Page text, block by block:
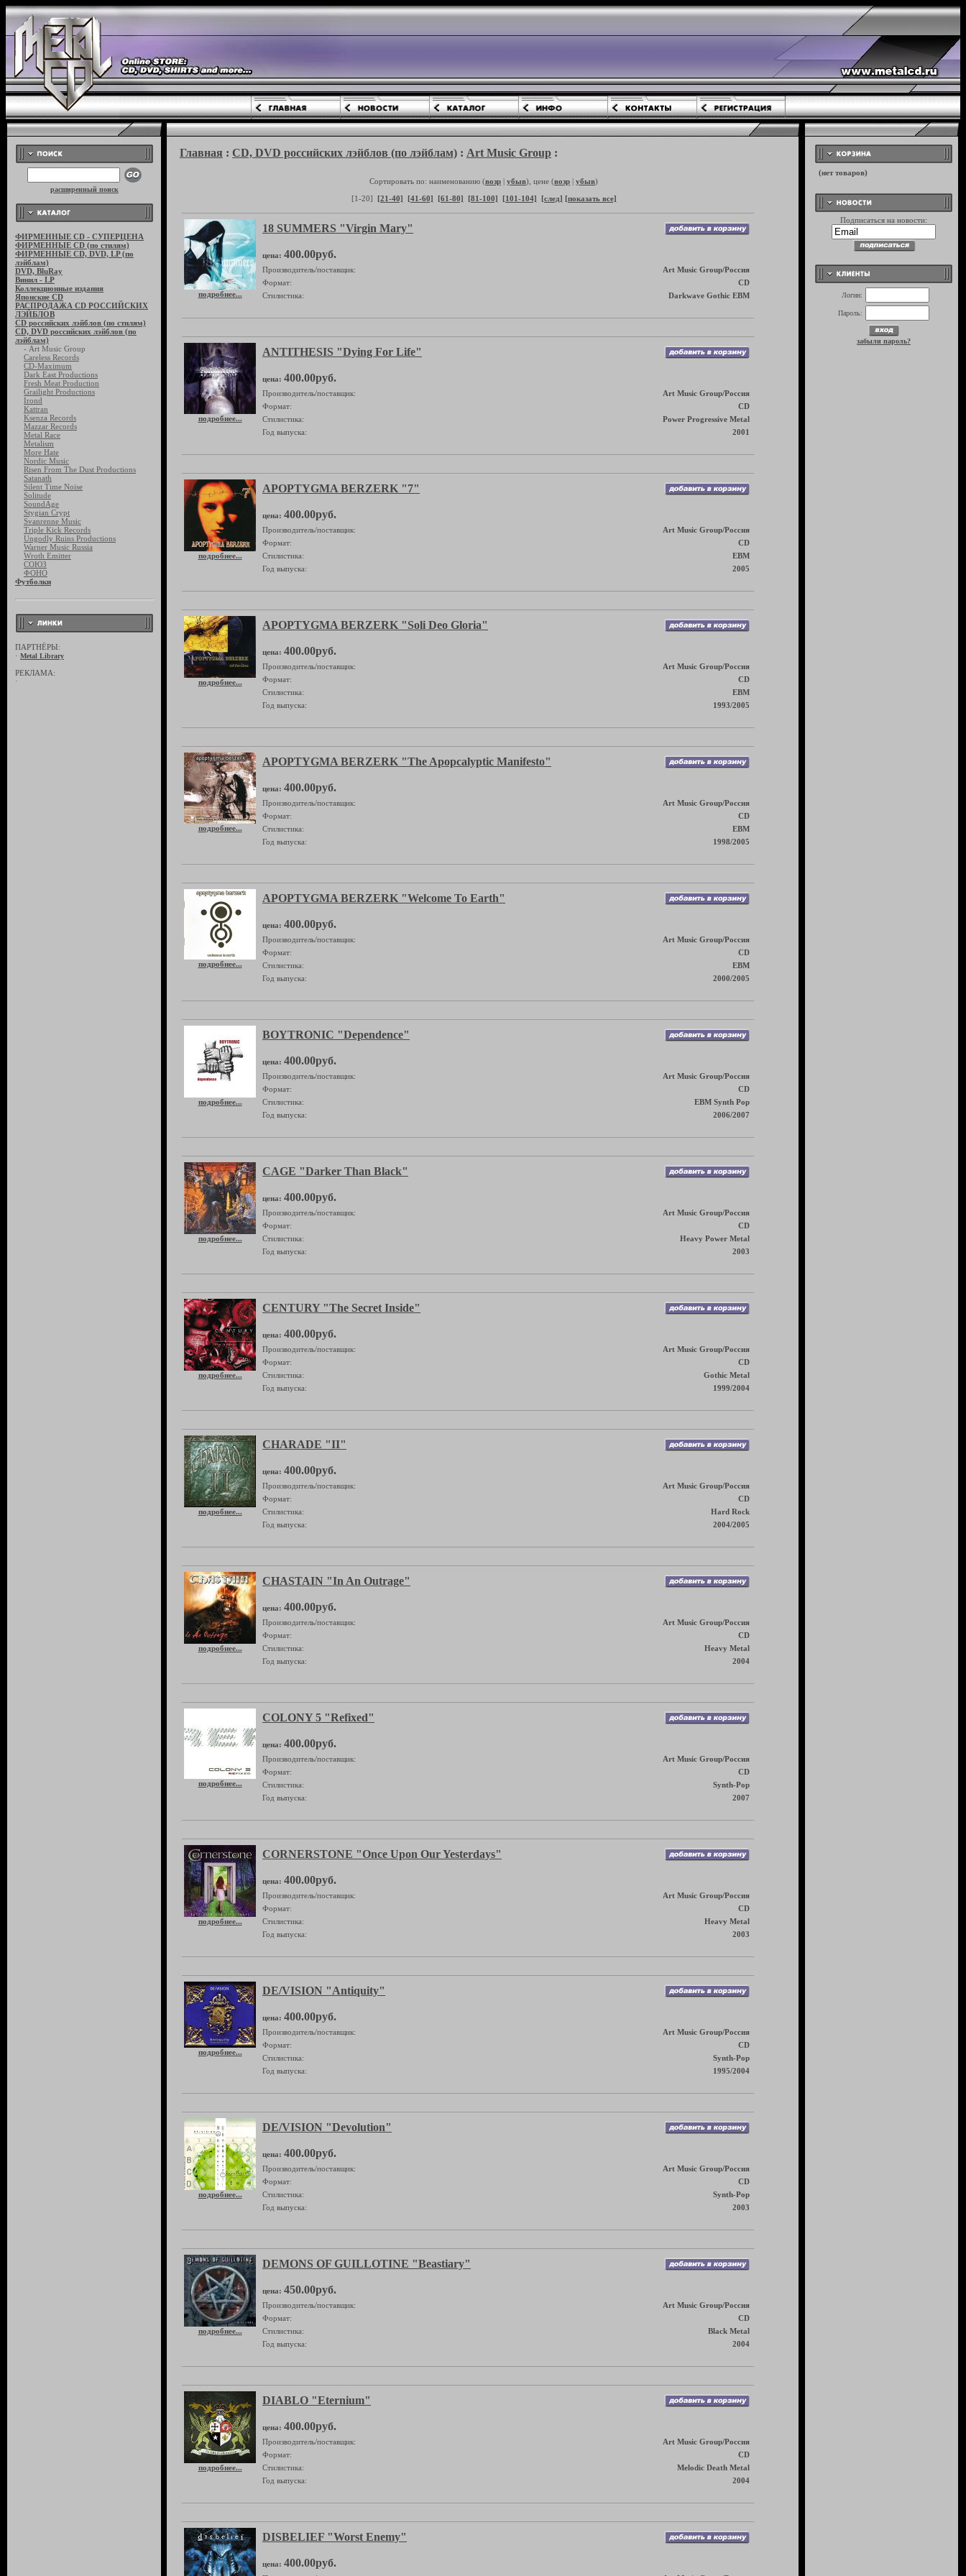
расширенный поиск
ФИРМЕННЫЕ CD - СУПЕРЦЕНА
ФИРМЕННЫЕ CD (по стилям)
ФИРМЕННЫЕ CD, DVD, LP (по
лэйблам)
DVD, BluRay
Винил - LP
Коллекционные издания
Японские CD
РАСПРОДАЖА CD РОССИЙСКИХ
ЛЭЙБЛОВ
CD российских лэйблов (по стилям)
CD, DVD российских лэйблов (по
лэйблам)
- Art Music Group
Careless Records
CD-Maximum
Dark East Productions
Fresh Meat Production
Grailight Productions
Irond
Kattran
Ksenza Records
Mazzar Records
Metal Race
Metalism
More Hate
Nordic Music
Risen From The Dust Productions
Satanath
Silent Time Noise
Solitude
SoundAge
Stygian Crypt
Svanrenne Music
Triple Kick Records
Ungodly Ruins Productions
Warner Music Russia
Wroth Emitter
СОЮЗ
ФОНО
Футболки
ПАРТНЁРЫ:
· Metal Library
РЕКЛАМА:
·
Главная : CD, DVD российских лэйблов (по лэйблам) : Art Music Group :
Сортировать по: наименованию (возр | убыв), цене (возр | убыв)
[1-20] [21-40] [41-60] [61-80] [81-100] [101-104] [след] [показать все]
подробнее...
18 SUMMERS "Virgin Mary"
цена: 400.00руб.
Производитель/поставщик:
Art Music Group/Россия
Формат:
CD
Стилистика:
Darkwave Gothic EBM
подробнее...
ANTITHESIS "Dying For Life"
цена: 400.00руб.
Производитель/поставщик:
Art Music Group/Россия
Формат:
CD
Стилистика:
Power Progressive Metal
Год выпуска:
2001
подробнее...
APOPTYGMA BERZERK "7"
цена: 400.00руб.
Производитель/поставщик:
Art Music Group/Россия
Формат:
CD
Стилистика:
EBM
Год выпуска:
2005
подробнее...
APOPTYGMA BERZERK "Soli Deo Gloria"
цена: 400.00руб.
Производитель/поставщик:
Art Music Group/Россия
Формат:
CD
Стилистика:
EBM
Год выпуска:
1993/2005
подробнее...
APOPTYGMA BERZERK "The Apopcalyptic Manifesto"
цена: 400.00руб.
Производитель/поставщик:
Art Music Group/Россия
Формат:
CD
Стилистика:
EBM
Год выпуска:
1998/2005
подробнее...
APOPTYGMA BERZERK "Welcome To Earth"
цена: 400.00руб.
Производитель/поставщик:
Art Music Group/Россия
Формат:
CD
Стилистика:
EBM
Год выпуска:
2000/2005
подробнее...
BOYTRONIC "Dependence"
цена: 400.00руб.
Производитель/поставщик:
Art Music Group/Россия
Формат:
CD
Стилистика:
EBM Synth Pop
Год выпуска:
2006/2007
подробнее...
CAGE "Darker Than Black"
цена: 400.00руб.
Производитель/поставщик:
Art Music Group/Россия
Формат:
CD
Стилистика:
Heavy Power Metal
Год выпуска:
2003
подробнее...
CENTURY "The Secret Inside"
цена: 400.00руб.
Производитель/поставщик:
Art Music Group/Россия
Формат:
CD
Стилистика:
Gothic Metal
Год выпуска:
1999/2004
подробнее...
CHARADE "II"
цена: 400.00руб.
Производитель/поставщик:
Art Music Group/Россия
Формат:
CD
Стилистика:
Hard Rock
Год выпуска:
2004/2005
подробнее...
CHASTAIN "In An Outrage"
цена: 400.00руб.
Производитель/поставщик:
Art Music Group/Россия
Формат:
CD
Стилистика:
Heavy Metal
Год выпуска:
2004
подробнее...
COLONY 5 "Refixed"
цена: 400.00руб.
Производитель/поставщик:
Art Music Group/Россия
Формат:
CD
Стилистика:
Synth-Pop
Год выпуска:
2007
подробнее...
CORNERSTONE "Once Upon Our Yesterdays"
цена: 400.00руб.
Производитель/поставщик:
Art Music Group/Россия
Формат:
CD
Стилистика:
Heavy Metal
Год выпуска:
2003
подробнее...
DE/VISION "Antiquity"
цена: 400.00руб.
Производитель/поставщик:
Art Music Group/Россия
Формат:
CD
Стилистика:
Synth-Pop
Год выпуска:
1995/2004
подробнее...
DE/VISION "Devolution"
цена: 400.00руб.
Производитель/поставщик:
Art Music Group/Россия
Формат:
CD
Стилистика:
Synth-Pop
Год выпуска:
2003
подробнее...
DEMONS OF GUILLOTINE "Beastiary"
цена: 450.00руб.
Производитель/поставщик:
Art Music Group/Россия
Формат:
CD
Стилистика:
Black Metal
Год выпуска:
2004
подробнее...
DIABLO "Eternium"
цена: 400.00руб.
Производитель/поставщик:
Art Music Group/Россия
Формат:
CD
Стилистика:
Melodic Death Metal
Год выпуска:
2004
DISBELIEF "Worst Enemy"
цена: 400.00руб.
Подписаться на новости:
Логин:
Пароль:
забыли пароль?